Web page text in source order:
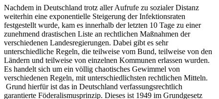
Nachdem in Deutschland trotz aller Aufrufe zu sozialer Distanz
weiterhin eine exponentielle Steigerung der Infektionsraten
festgestellt wurde, kam es innerhalb der letzten 10 Tage zu einer
zunehmend drastischen Liste an rechtlichen Maßnahmen der
verschiedenen Landesregierungen. Dabei gibt es sehr
unterschiedliche Regeln, die teilweise vom Bund, teilweise von den
Ländern und teilweise von einzelnen Kommunen erlassen wurden.
Es handelt sich um ein völlig chaotisches Gewimmel von
verschiedenen Regeln, mit unterschiedlichsten rechtlichen Mitteln.
Grund hierfür ist das in Deutschland verfassungsrechtlich
garantierte Föderalismusprinzip. Dieses ist 1949 im Grundgesetz